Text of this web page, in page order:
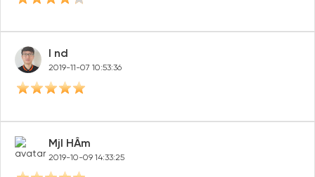
l nd
2019-11-07 10:53:36
Mjl HÂm
2019-10-09 14:33:25